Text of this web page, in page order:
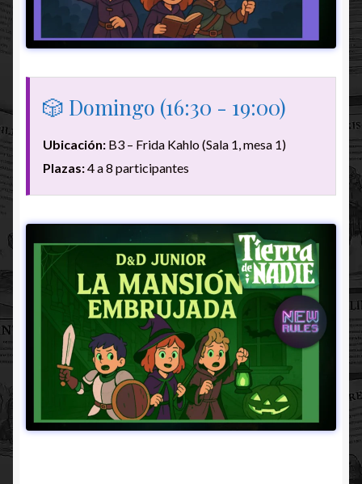
🎲 Domingo (16:30 - 19:00)
Ubicación: B3 – Frida Kahlo (Sala 1, mesa 1)
Plazas:4 a 8 participantes